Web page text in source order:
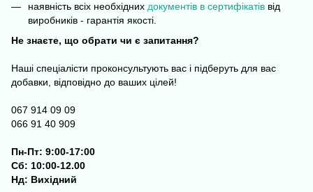
наявність всіх необхідних документів в сертифікатів від
виробників - гарантія якості.
Не знаєте, що обрати чи є запитання?
Наші спеціалісти проконсультують вас і підберуть для вас
добавки, відповідно до ваших цілей!
067 914 09 09
066 91 40 909
Пн-Пт: 9:00-17:00
Сб: 10:00-12.00
Нд: Вихідний